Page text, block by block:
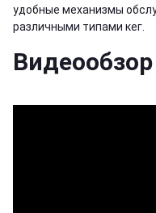
удобные механизмы
различными типами кег.
Видеообзор